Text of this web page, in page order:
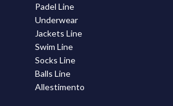
Padel Line
Underwear
Jackets Line
Swim Line
Socks Line
Balls Line
Allestimento